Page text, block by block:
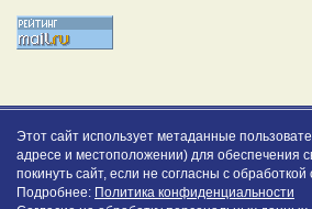
Этот сайт использует метаданные
адресе и местоположении) для обеспечения
покинуть сайт, если не согласны с
Подробнее: Политика конфиденциальности